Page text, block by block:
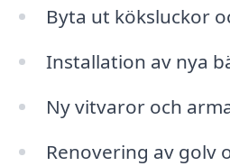
Byta ut köksluckor
Installation av nya
Ny vitvaror och
Renovering av golv